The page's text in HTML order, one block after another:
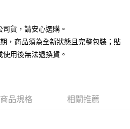
)免運費
上)免運費
司貨，請安心選購。
，商品須為全新狀態且完整包裝；貼
用後無法退換貨。
商品規格 相關推薦